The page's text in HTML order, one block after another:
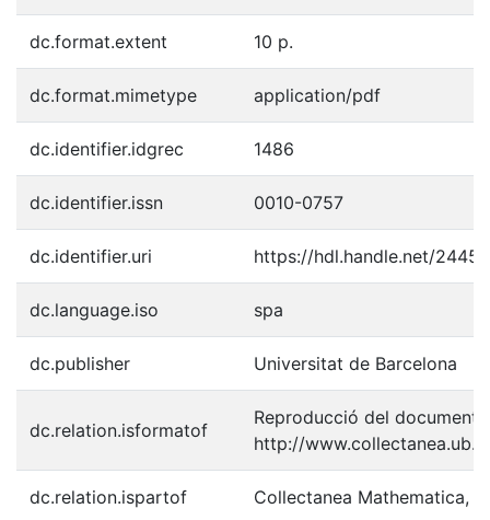
dc.format.extent 10 p.
dc.format.mimetype application/pdf
dc.identifier.idgrec 1486
dc.identifier.issn 0010-0757
dc.identifier.uri https://hdl.handle.net/2445/
dc.language.iso spa
dc.publisher Universitat de Barcelona
dc.relation.isformatof
Reproducció del document
http://
dc.relation.ispartof Collectanea Mathematica,